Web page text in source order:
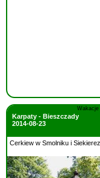
Karpaty - Bieszczady
2014-08-23
Cerkiew w Smolniku i